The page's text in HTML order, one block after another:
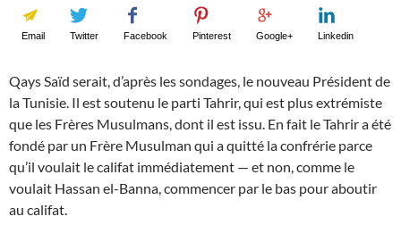
Email Twitter Facebook Pinterest Google+ Linkedin
Qays Saïd serait, d’après les sondages, le nouveau Président de
la Tunisie. Il est soutenu le parti Tahrir, qui est plus extrémiste
que les Frères Musulmans, dont il est issu. En fait le Tahrir a été
fondé par un Frère Musulman qui a quitté la confrérie parce
qu’il voulait le califat immédiatement — et non, comme le
voulait Hassan el-Banna, commencer par le bas pour aboutir
au califat.